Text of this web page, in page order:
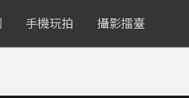
手機玩拍 攝影擂臺